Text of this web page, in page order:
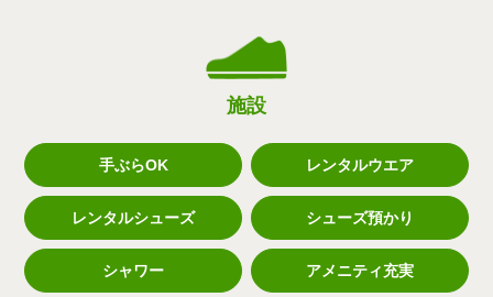
施設
手ぶらOK レンタルウエア
レンタルシューズ シューズ預かり
シャワー アメニティ充実